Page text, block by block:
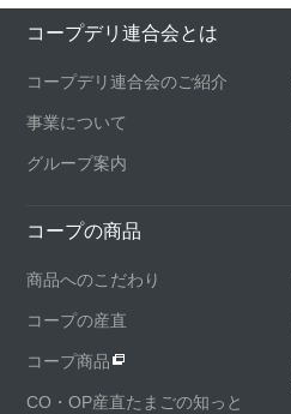
コープデリ連合会とは
コープデリ連合会のご紹介
事業について
グループ案内
コープの商品
商品へのこだわり
コープの産直
コープ商品
CO・OP産直たまごの知っと